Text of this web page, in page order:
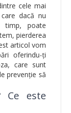
cele mai
dacă nu
timp, poate
pierderea
articol vom
oferindu-ți
care sunt
prevenție să
Ce este